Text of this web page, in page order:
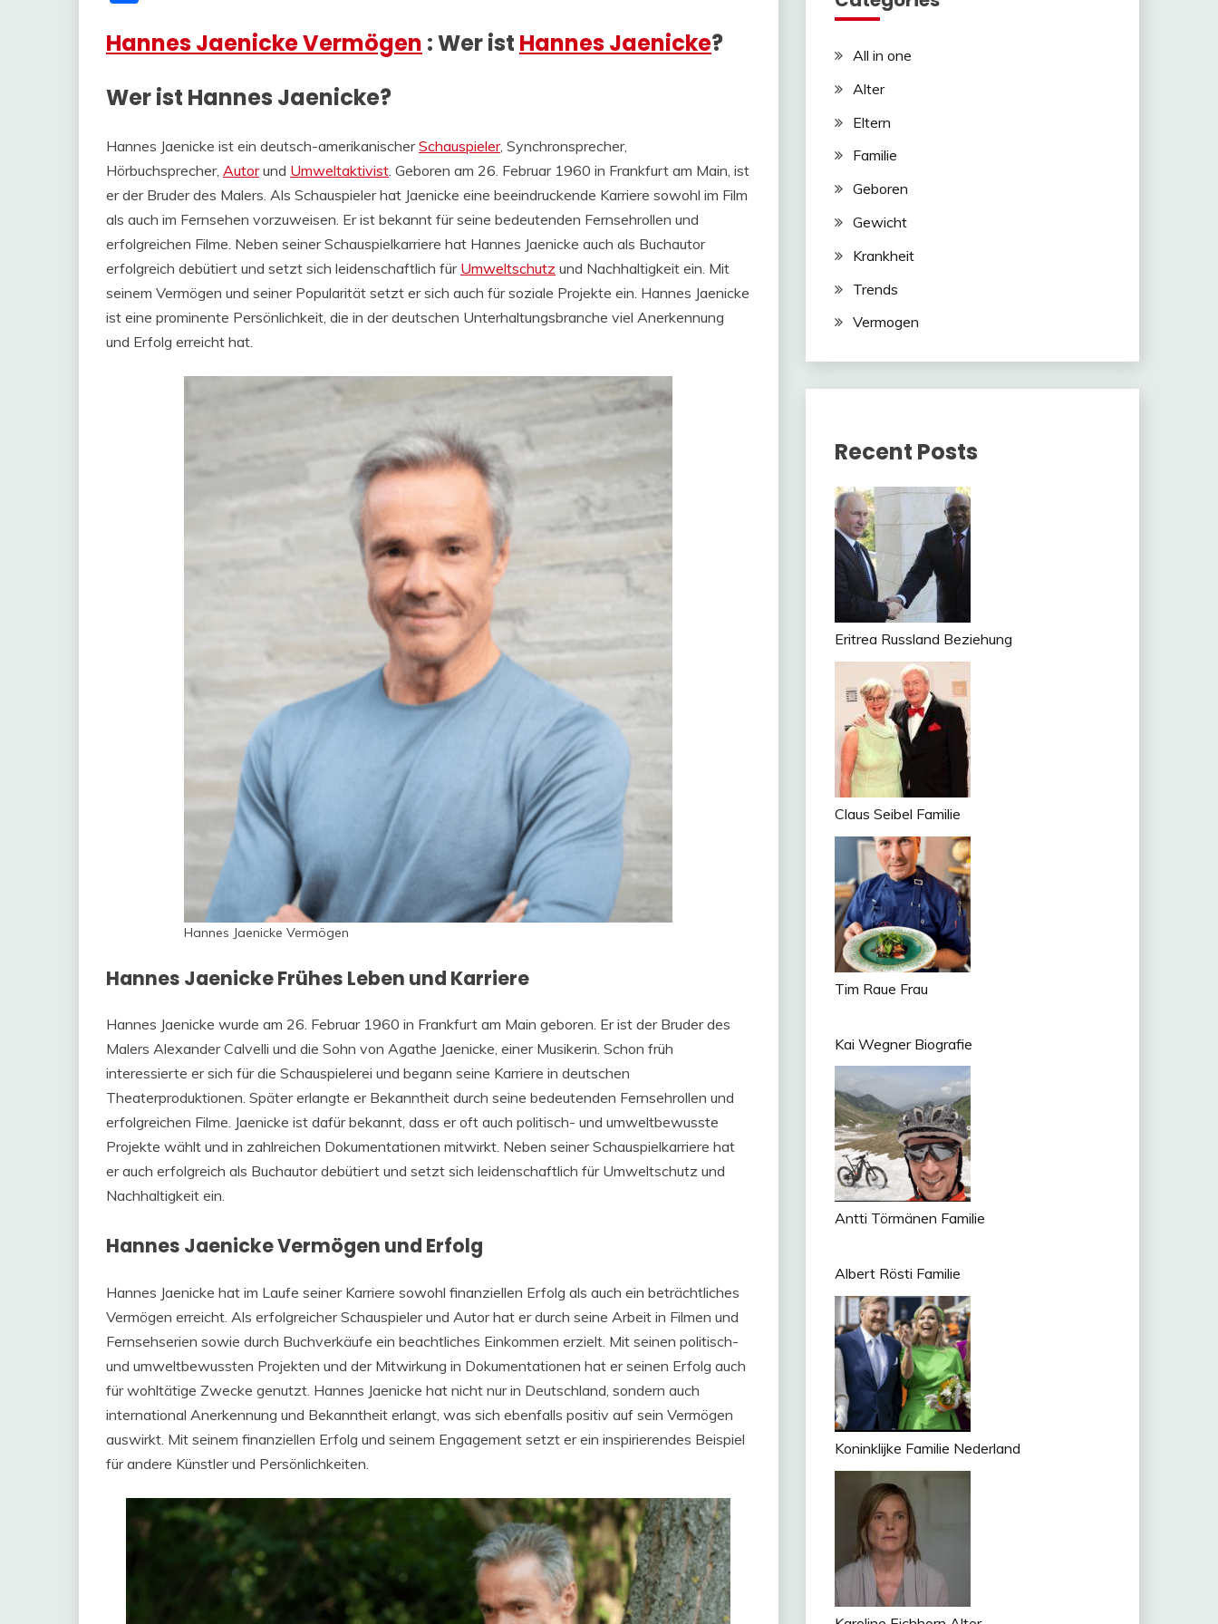
Hannes Jaenicke Vermögen : Wer ist Hannes Jaenicke?
Wer ist Hannes Jaenicke?
Hannes Jaenicke ist ein deutsch-amerikanischerSchauspieler, Synchronsprecher,
Hörbuchsprecher, Autorund Umweltaktivist . Geboren am 26. Februar 1960 in Frankfurt am Main, ist
er der Bruder des Malers. Als Schauspieler hat Jaenicke eine beeindruckende Karriere sowohl im Film
als auch im Fernsehen vorzuweisen. Er ist bekannt für seine bedeutenden Fernsehrollen und
erfolgreichen Filme. Neben seiner Schauspielkarriere hat Hannes Jaenicke auch als Buchautor
erfolgreich debütiert und setzt sich leidenschaftlich für Umweltschutz und Nachhaltigkeit ein. Mit
seinem Vermögen und seiner Popularität setzt er sich auch für soziale Projekte ein. Hannes Jaenicke
ist eine prominente Persönlichkeit, die in der deutschen Unterhaltungsbranche viel Anerkennung
und Erfolg erreicht hat.
Hannes Jaenicke Vermögen
Hannes Jaenicke Frühes Leben und Karriere
Hannes Jaenicke wurde am 26. Februar 1960 in Frankfurt am Main geboren. Er ist der Bruder des
Malers Alexander Calvelli und die Sohn von Agathe Jaenicke, einer Musikerin. Schon früh
interessierte er sich für die Schauspielerei und begann seine Karriere in deutschen
Theaterproduktionen. Später erlangte er Bekanntheit durch seine bedeutenden Fernsehrollen und
erfolgreichen Filme. Jaenicke ist dafür bekannt, dass er oft auch politisch- und umweltbewusste
Projekte wählt und in zahlreichen Dokumentationen mitwirkt. Neben seiner Schauspielkarriere hat
er auch erfolgreich als Buchautor debütiert und setzt sich leidenschaftlich für Umweltschutz und
Nachhaltigkeit ein.
Hannes Jaenicke Vermögen und Erfolg
Hannes Jaenicke hat im Laufe seiner Karriere sowohl finanziellen Erfolg als auch ein beträchtliches
Vermögen erreicht. Als erfolgreicher Schauspieler und Autor hat er durch seine Arbeit in Filmen und
Fernsehserien sowie durch Buchverkäufe ein beachtliches Einkommen erzielt. Mit seinen politisch-
und umweltbewussten Projekten und der Mitwirkung in Dokumentationen hat er seinen Erfolg auch
für wohltätige Zwecke genutzt. Hannes Jaenicke hat nicht nur in Deutschland, sondern auch
international Anerkennung und Bekanntheit erlangt, was sich ebenfalls positiv auf sein Vermögen
auswirkt. Mit seinem finanziellen Erfolg und seinem Engagement setzt er ein inspirierendes Beispiel
für andere Künstler und Persönlichkeiten.
All in one
Alter
Eltern
Familie
Geboren
Gewicht
Krankheit
Trends
Vermogen
Recent Posts
Eritrea Russland Beziehung
Claus Seibel Familie
Tim Raue Frau
Kai Wegner Biografie
Antti Törmänen Familie
Albert Rösti Familie
Koninklijke Familie Nederland